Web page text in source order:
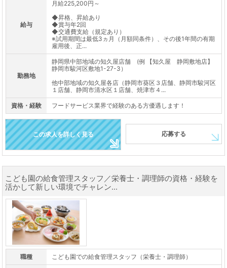
給与
月給225,200円～
◆昇格、昇給あり
◆賞与年2回
◆交通費支給（規定あり）
※試用期間は最低3ヵ月（月額同条件）、その後1年間の有期
雇用後、正...
勤務地
静岡県中部地域の知久屋店舗 (例 【知久屋 静岡敷地店】
静岡市駿河区敷地1-27-3）
他中部地域の知久屋各店（静岡市葵区３店舗、静岡市駿河区
１店舗、静岡市清水区１店舗、焼津市４...
資格・経験 フードサービス業界で経験のある方優遇します！
この求人を詳しく見る 応募する
こども園の給食管理スタッフ／栄養士・調理師の資格・経験を
活かして新しい環境でチャレン...
職種 こども園での給食管理スタッフ（栄養士・調理師）